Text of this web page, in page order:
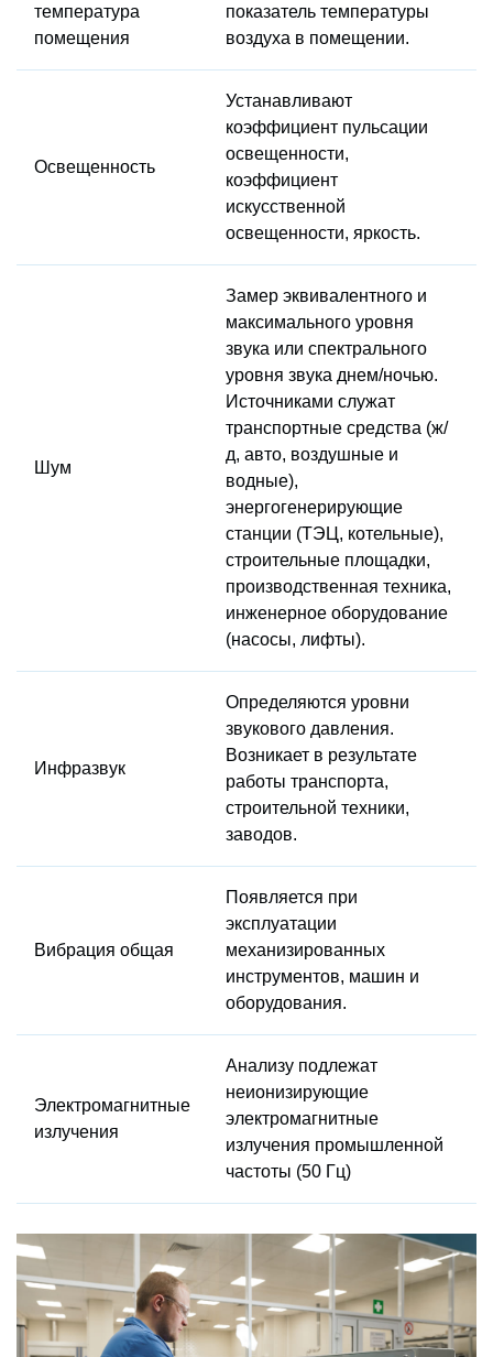
температура
помещения
показатель температуры
воздуха в помещении.
Освещенность
Устанавливают
коэффициент пульсации
освещенности,
коэффициент
искусственной
освещенности, яркость.
Шум
Замер эквивалентного и
максимального уровня
звука или спектрального
уровня звука днем/ночью.
Источниками служат
транспортные средства (ж/
д, авто, воздушные и
водные),
энергогенерирующие
станции (ТЭЦ, котельные),
строительные площадки,
производственная техника,
инженерное оборудование
(насосы, лифты).
Инфразвук
Определяются уровни
звукового давления.
Возникает в результате
работы транспорта,
строительной техники,
заводов.
Вибрация общая
Появляется при
эксплуатации
механизированных
инструментов, машин и
оборудования.
Электромагнитные
излучения
Анализу подлежат
неионизирующие
электромагнитные
излучения промышленной
частоты (50 Гц)